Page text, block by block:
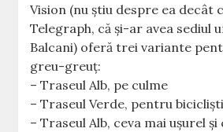
Vision (nu știu despre ea decât
Telegraph, că și-ar avea sediul
Balcani) oferă trei variante
greu-greuț:
– Traseul Alb, pe culme
– Traseul Verde, pentru bicicliști
– Traseul Alb, ceva mai ușurel